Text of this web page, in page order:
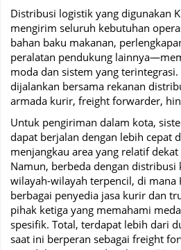
Distribusi logistik yang digunakan
mengirim seluruh kebutuhan
bahan baku makanan,
peralatan pendukung
moda dan sistem yang
dijalankan bersama rekanan
armada kurir, freight forwarder,
Untuk pengiriman dalam kota,
dapat berjalan dengan lebih cepat
menjangkau area yang relatif
Namun, berbeda dengan distribusi
wilayah-wilayah terpencil, di mana
berbagai penyedia jasa kurir dan
pihak ketiga yang memahami
spesifik. Total, terdapat lebih dari
saat ini berperan sebagai freight